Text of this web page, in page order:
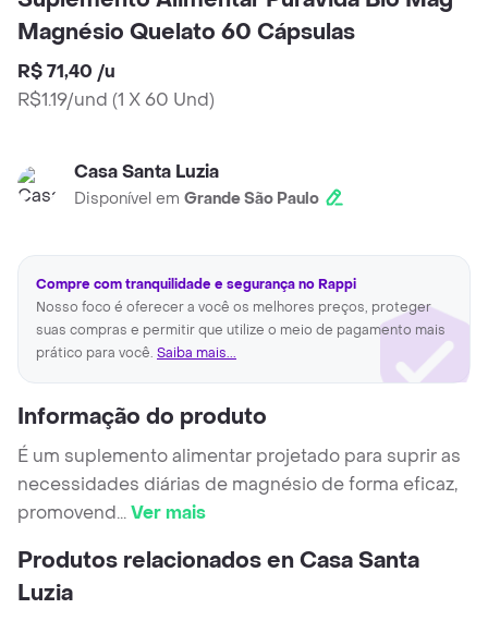
Magnésio Quelato 60 Cápsulas
R$ 71,40 /u
R$1.19/und (1 X 60 Und)
Casa Santa Luzia
Disponível em Grande São Paulo
Compre com tranquilidade e segurança no Rappi
Nosso foco é oferecer a você os melhores preços, proteger
suas compras e permitir que utilize o meio de pagamento mais
prático para você. Saiba mais...
Informação do produto
É um suplemento alimentar projetado para suprir as
necessidades diárias de magnésio de forma eficaz,
promovend...Ver mais
Produtos relacionados en Casa Santa
Luzia